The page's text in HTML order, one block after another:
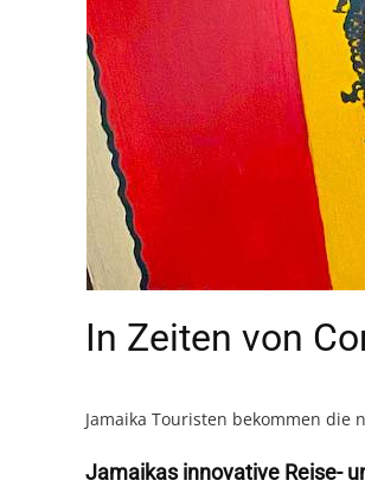
In Zeiten von
Jamaika Touristen bekommen die
Jamaikas innovative Reise-